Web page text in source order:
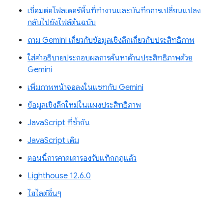
เชื่อมต่อโฟลเดอร์พื้นที่ทำงานและบันทึกการเปลี่ยนแปลง
กลับไปยังไฟล์ต้นฉบับ
ถาม Gemini เกี่ยวกับข้อมูลเชิงลึกเกี่ยวกับประสิทธิภาพ
ใส่คำอธิบายประกอบผลการค้นหาด้านประสิทธิภาพด้วย
Gemini
เพิ่มภาพหน้าจอลงในแชทกับ Gemini
ข้อมูลเชิงลึกใหม่ในแผงประสิทธิภาพ
JavaScript ที่ซ้ำกัน
JavaScript เดิม
ตอนนี้การคาดเดารองรับแท็กกฎแล้ว
Lighthouse 12.6.0
ไฮไลต์อื่นๆ